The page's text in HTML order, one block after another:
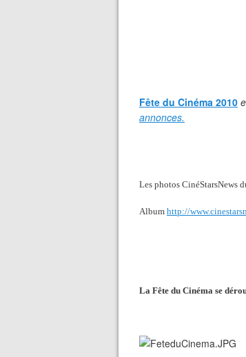
Fête du Cinéma 2010
annonces.
Les photos CinéStarsNews
Album http://
La Fête du Cinéma se